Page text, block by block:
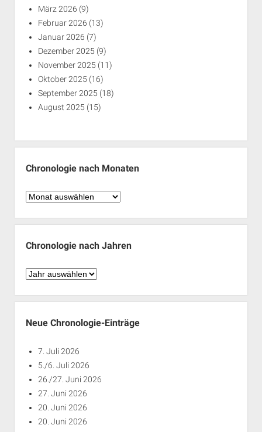
März 2026 (9)
Februar 2026 (13)
Januar 2026 (7)
Dezember 2025 (9)
November 2025 (11)
Oktober 2025 (16)
September 2025 (18)
August 2025 (15)
Chronologie nach Monaten
Chronologie
Monaten
Chronologie nach Jahren
Chronologie
Jahren
Neue Chronologie-Einträge
7. Juli 2026
5./6. Juli 2026
26./27. Juni 2026
27. Juni 2026
20. Juni 2026
20. Juni 2026